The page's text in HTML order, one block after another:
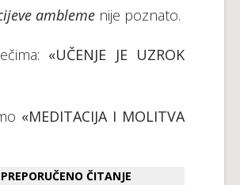
ambleme nije poznato.
«UČENJE JE UZROK
«MEDITACIJA I MOLITVA
PREPORUČENO ČITANJE